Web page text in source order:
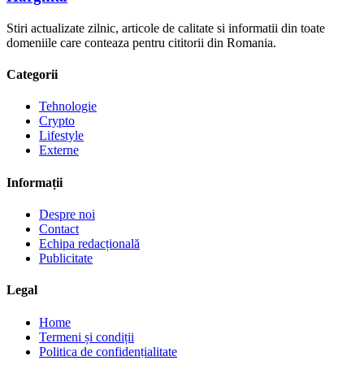
Stiri actualizate zilnic, articole de calitate si informatii din toate
domeniile care conteaza pentru cititorii din Romania.
Categorii
Tehnologie
Crypto
Lifestyle
Externe
Informații
Despre noi
Contact
Echipa redacțională
Publicitate
Legal
Home
Termeni și condiții
Politica de confidențialitate